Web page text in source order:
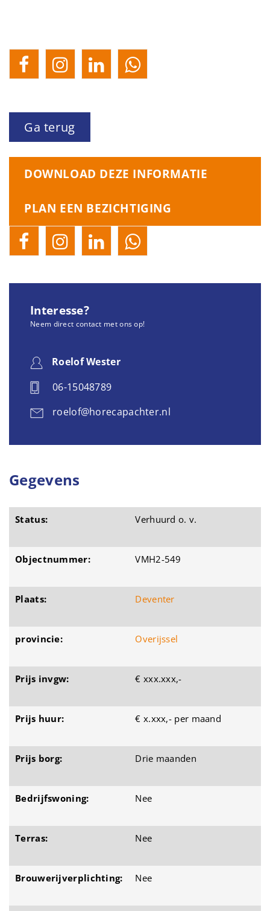
Ga terug
DOWNLOAD DEZE INFORMATIE
PLAN EEN BEZICHTIGING
Interesse?
Neem direct contact met ons op!
Roelof Wester
06-15048789
roelof@horecapachter.nl
Gegevens
Status: Verhuurd o. v.
Objectnummer: VMH2-549
Plaats: Deventer
provincie: Overijssel
Prijs invgw: € xxx.xxx,-
Prijs huur: € x.xxx,- per maand
Prijs borg: Drie maanden
Bedrijfswoning: Nee
Terras: Nee
Brouwerijverplichting: Nee